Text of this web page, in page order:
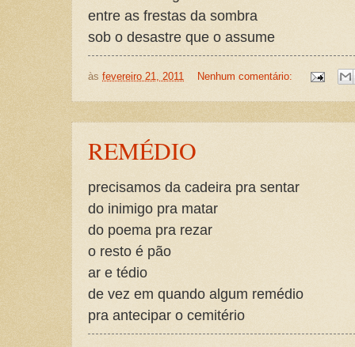
entre as frestas da sombra
sob o desastre que o assume
às fevereiro 21, 2011 Nenhum comentário:
REMÉDIO
precisamos da cadeira pra sentar
do inimigo pra matar
do poema pra rezar
o resto é pão
ar e tédio
de vez em quando algum remédio
pra antecipar o cemitério